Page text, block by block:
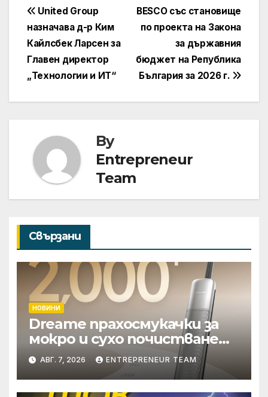
Навигация
BESCO със становище
по проекта на Закона
за държавния
бюджет на Република
България за 2026 г.
United Group
назначава д-р Ким
Кайлсбек Ларсен за
Главен директор
„Технологии и ИТ“
By
Entrepreneur
Team
Свързани
НОВИНИ
Dreame прахосмукачки за
мокро и сухо почистване
надхвърлиха 2 000
патентни заявки в
световен мащаб
АВГ. 7, 2026 ENTREPRENEUR TEAM